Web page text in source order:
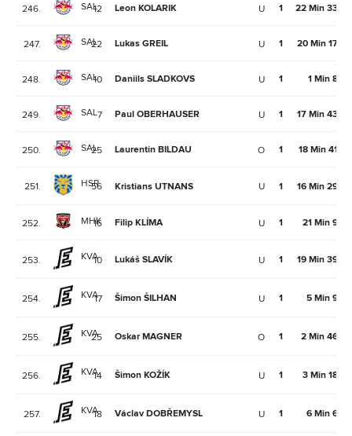
246. SAL12 Leon KOLARIK U 1 22 Min
247. SAL22 Lukas GREIL U 1 20 Min
248. SAL10 Daniils SLADKOVS U 1 1 Min
249. SAL7 Paul OBERHAUSER U 1 17 Min
250. SAL25 Laurentin BILDAU O 1 18 Min
251. HSR
56 Kristians UTNANS U 1 16 Min
252. MHK
16 Filip KLÍMA U 1 21 Min
253. KVA10 Lukáš SLAVÍK U 1 19 Min
254. KVA17 Šimon ŠILHAN U 1 5 Min
255. KVA25 Oskar MAGNER O 1 2 Min
256. KVA14 Šimon KOŽÍK U 1 3 Min
257. KVA18 Václav DOBŘEMYSL U 1 6 Min